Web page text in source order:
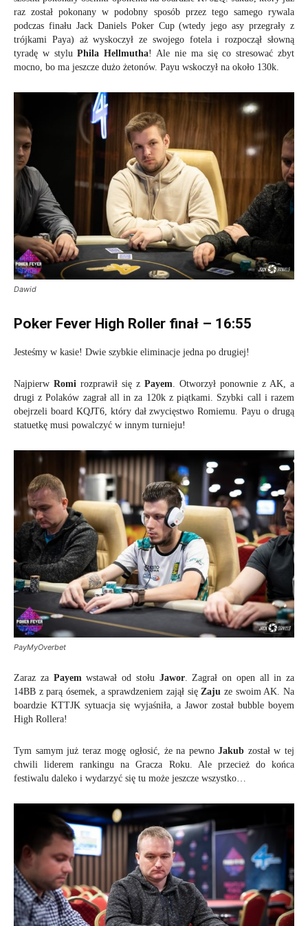
raz został pokonany w podobny sposób przez tego samego rywala
podczas finału Jack Daniels Poker Cup (wtedy jego asy przegrały z
trójkami Paya) aż wyskoczył ze swojego fotela i rozpoczął słowną
tyradę w styluPhila Hellmutha! Ale nie ma się co stresować zbyt
mocno, bo ma jeszcze dużo żetonów. Payu wskoczył na około 130k.
Dawid
Poker Fever High Roller finał – 16:55
Jesteśmy w kasie! Dwie szybkie eliminacje jedna po drugiej!
Najpierw Romi rozprawił się z Payem . Otworzył ponownie z AK, a
drugi z Polaków zagrał all in za 120k z piątkami. Szybki call i razem
obejrzeli board KQJT6, który dał zwycięstwo Romiemu. Payu o drugą
statuetkę musi powalczyć w innym turnieju!
PayMyOverbet
Zaraz za Payem wstawał od stołu Jawor. Zagrał on open all in za
14BB z parą ósemek, a sprawdzeniem zajął się Zaju ze swoim AK. Na
boardzie KTTJK sytuacja się wyjaśniła, a Jawor został bubble boyem
High Rollera!
Tym samym już teraz mogę ogłosić, że na pewnoJakub został w tej
chwili liderem rankingu na Gracza Roku. Ale przecież do końca
festiwalu daleko i wydarzyć się tu może jeszcze wszystko…